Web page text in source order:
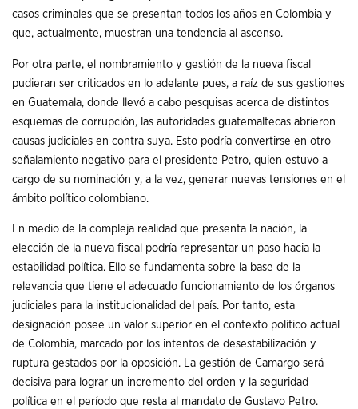
casos criminales que se presentan todos los años en Colombia y
que, actualmente, muestran una tendencia al ascenso.
Por otra parte, el nombramiento y gestión de la nueva fiscal
pudieran ser criticados en lo adelante pues, a raíz de sus gestiones
en Guatemala, donde llevó a cabo pesquisas acerca de distintos
esquemas de corrupción, las autoridades guatemaltecas abrieron
causas judiciales en contra suya. Esto podría convertirse en otro
señalamiento negativo para el presidente Petro, quien estuvo a
cargo de su nominación y, a la vez, generar nuevas tensiones en el
ámbito político colombiano.
En medio de la compleja realidad que presenta la nación, la
elección de la nueva fiscal podría representar un paso hacia la
estabilidad política. Ello se fundamenta sobre la base de la
relevancia que tiene el adecuado funcionamiento de los órganos
judiciales para la institucionalidad del país. Por tanto, esta
designación posee un valor superior en el contexto político actual
de Colombia, marcado por los intentos de desestabilización y
ruptura gestados por la oposición. La gestión de Camargo será
decisiva para lograr un incremento del orden y la seguridad
política en el período que resta al mandato de Gustavo Petro.